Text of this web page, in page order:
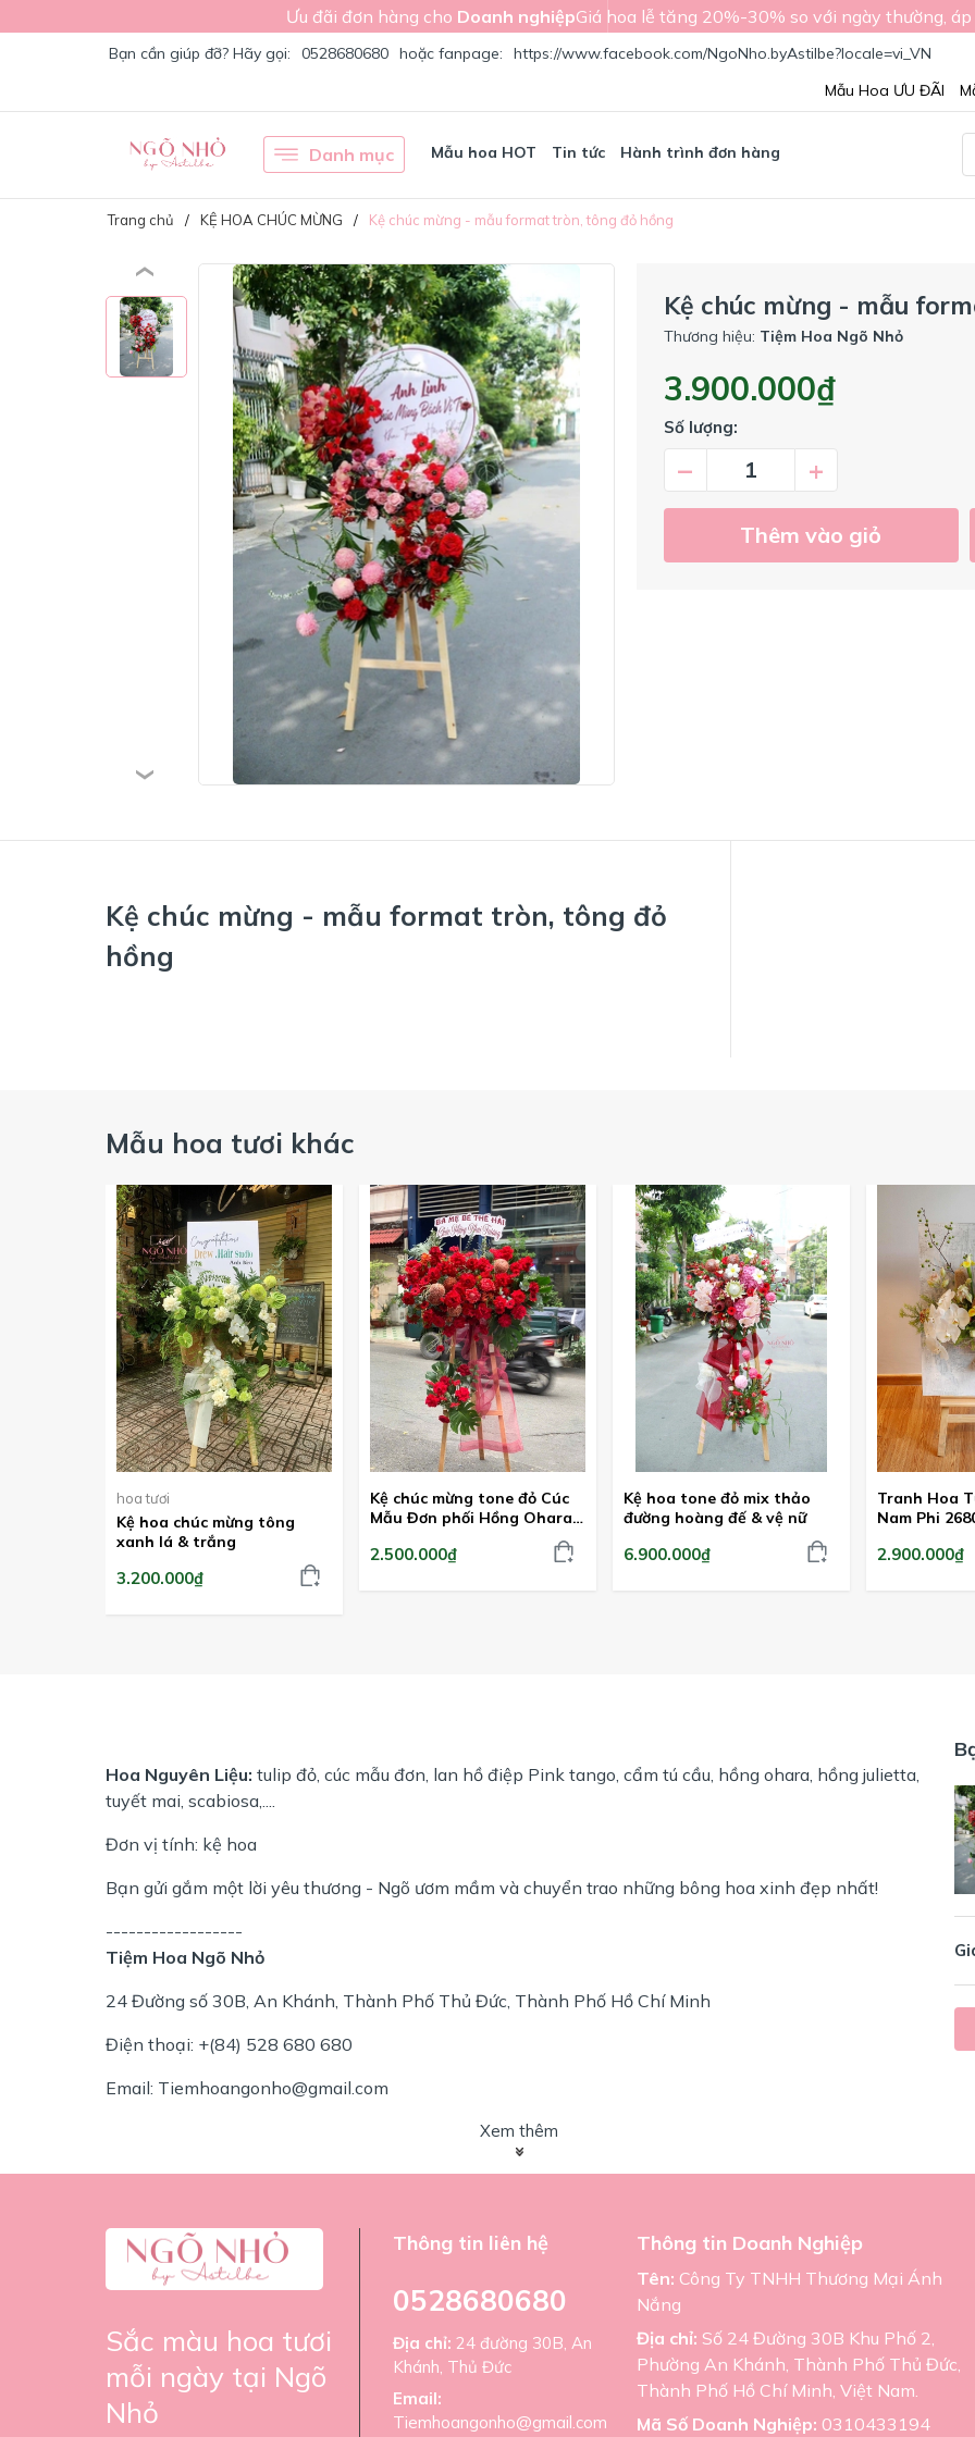
Ưu đãi đơn hàng cho Doanh nghiệpGiá hoa lễ tăng 20%-30% so với ngày thường,
Bạn cần giúp đỡ? Hãy gọi: 0528680680 hoặc fanpage:
https://www.facebook.com/NgoNho.byAstilbe?locale=vi_VN
Mẫu Hoa ƯU ĐÃI
Danh mục Mẫu hoa HOT Tin tức Hành trình đơn hàng
Trang chủ KỆ HOA CHÚC MỪNG Kệ chúc mừng - mẫu format tròn, tông đỏ hồng
Kệ chúc mừng - mẫu
Thương hiệu: Tiệm Hoa Ngõ Nhỏ
3.900.000₫
Số lượng:
– +
Thêm vào giỏ
Kệ chúc mừng - mẫu format tròn, tông đỏ
hồng
Mẫu hoa tươi khác
hoa tươi
Kệ hoa chúc mừng tông
xanh lá & trắng
3.200.000₫
Kệ chúc mừng tone đỏ Cúc
Mẫu Đơn phối Hồng Ohara
2.500.000₫
Kệ hoa tone đỏ mix thảo
đường hoàng đế & vệ nữ
6.900.000₫
Tranh Hoa
Nam Phi
2.900.000₫
Hoa Nguyên Liệu: tulip đỏ, cúc mẫu đơn, lan hồ điệp Pink tango, cẩm tú cầu, hồng ohara, hồng julietta,
tuyết mai, scabiosa,....
Đơn vị tính: kệ hoa
Bạn gửi gắm một lời yêu thương - Ngõ ươm mầm và chuyển trao những bông hoa xinh đẹp nhất!
------------------
Tiệm Hoa Ngõ Nhỏ
24 Đường số 30B, An Khánh, Thành Phố Thủ Đức, Thành Phố Hồ Chí Minh
Điện thoại: +(84) 528 680 680
Email: Tiemhoangonho@gmail.com
Xem thêm
Sắc màu hoa tươi
mỗi ngày tại Ngõ
Nhỏ
Thông tin liên hệ
0528680680
Địa chỉ: 24 đường 30B, An
Khánh, Thủ Đức
Email:
Tiemhoangonho@gmail.com
Thông tin Doanh Nghiệp
Tên: Công Ty TNHH Thương Mại Ánh
Nắng
Địa chỉ: Số 24 Đường 30B Khu Phố 2,
Phường An Khánh, Thành Phố Thủ Đức,
Thành Phố Hồ Chí Minh, Việt Nam.
Mã Số Doanh Nghiệp: 0310433194